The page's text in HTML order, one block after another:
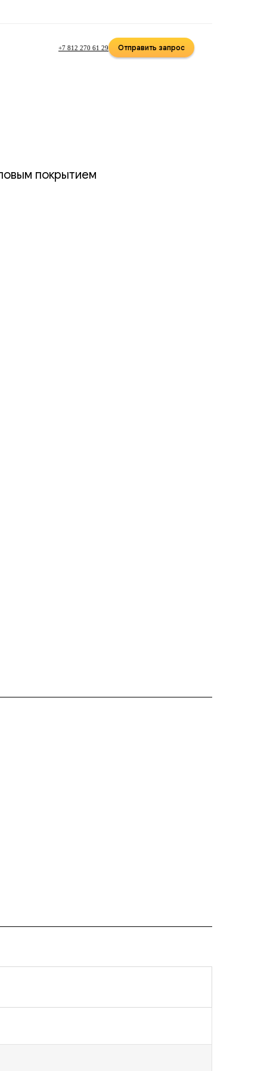
+7 812 270 61 29 Отправить запрос
покрытием